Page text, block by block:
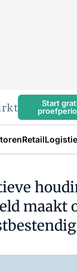
Start
Retail
maakt